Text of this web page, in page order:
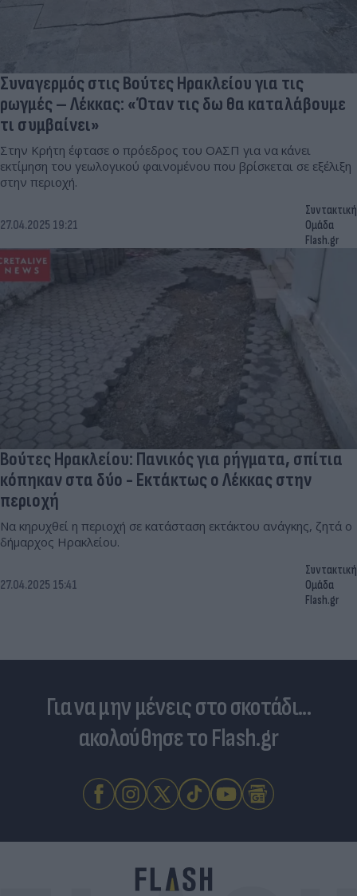
Συναγερμός στις Βούτες Ηρακλείου για τις
ρωγμές – Λέκκας: «Όταν τις δω θα καταλάβουμε
τι συμβαίνει»
Στην Κρήτη έφτασε ο πρόεδρος του ΟΑΣΠ για να κάνει
εκτίμηση του γεωλογικού φαινομένου που βρίσκεται σε εξέλιξη
στην περιοχή.
27.04.2025 19:21
Συντακτική
Ομάδα
Flash.gr
Βούτες Ηρακλείου: Πανικός για ρήγματα, σπίτια
κόπηκαν στα δύο - Εκτάκτως ο Λέκκας στην
περιοχή
Να κηρυχθεί η περιοχή σε κατάσταση εκτάκτου ανάγκης, ζητά ο
δήμαρχος Ηρακλείου.
27.04.2025 15:41
Συντακτική
Ομάδα
Flash.gr
Για να μην μένεις στο σκοτάδι...
ακολούθησε το Flash.gr